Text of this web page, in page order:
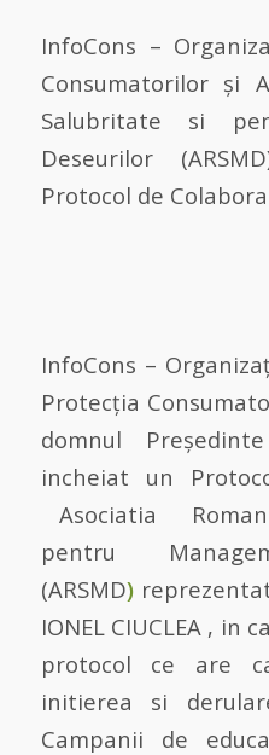
InfoCons –
Consumatorilor și
Salubritate si
Deseurilor
Protocol de
InfoCons –
Protecția
domnul
incheiat un
Asociatia
pentru
(ARSMD)
IONEL CIUCLEA , in
protocol ce are
initierea si
Campanii de